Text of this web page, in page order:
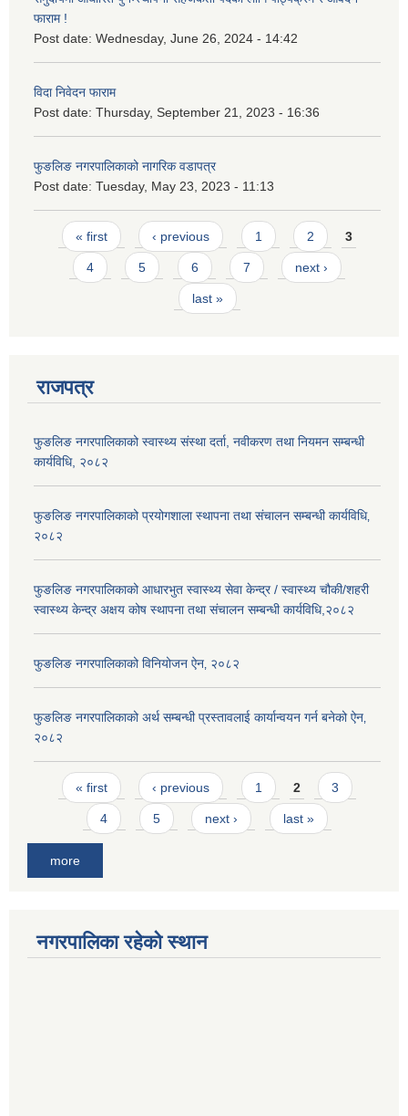
फाराम !
Post date: Wednesday, June 26, 2024 - 14:42
विदा निवेदन फाराम
Post date: Thursday, September 21, 2023 - 16:36
फुङलिङ नगरपालिकाको नागरिक वडापत्र
Post date: Tuesday, May 23, 2023 - 11:13
Pages
« first ‹ previous 1 2 3
4 5 6 7 next ›
last »
राजपत्र
फुङलिङ नगरपालिकाको स्वास्थ्य संस्था दर्ता, नवीकरण तथा नियमन सम्बन्धी
कार्यविधि, २०८२
फुङलिङ नगरपालिकाको प्रयोगशाला स्थापना तथा संचालन सम्बन्धी कार्यविधि‚
२०८२
फुङलिङ नगरपालिकाको आधारभुत स्वास्थ्य सेवा केन्द्र / स्वास्थ्य चौकी/शहरी
स्वास्थ्य केन्द्र अक्षय कोष स्थापना तथा संचालन सम्बन्धी कार्यविधि,२०८२
फुङलिङ नगरपालिकाको विनियोजन ऐन‚ २०८२
फुङलिङ नगरपालिकाको अर्थ सम्बन्धी प्रस्तावलाई कार्यान्वयन गर्न बनेको ऐन‚
२०८२
Pages
« first ‹ previous 1 2 3
4 5 next › last »
more
नगरपालिका रहेको स्थान